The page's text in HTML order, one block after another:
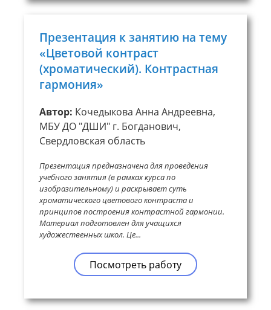
Презентация к занятию на тему
«Цветовой контраст
(хроматический). Контрастная
гармония»
Автор: Кочедыкова Анна Андреевна,
МБУ ДО "ДШИ" г. Богданович,
Свердловская область
Презентация предназначена для проведения
учебного занятия (в рамках курса по
изобразительному) и раскрывает суть
хроматического цветового контраста и
принципов построения контрастной гармонии.
Материал подготовлен для учащихся
художественных школ. Це...
Посмотреть работу